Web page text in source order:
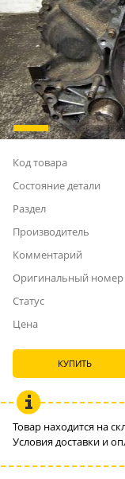
Код товара
Состояние детали
Раздел
Производитель
Комментарий
Оригинальный номер
Статус
Цена
КУПИТЬ
Товар находится на
Условия доставки и